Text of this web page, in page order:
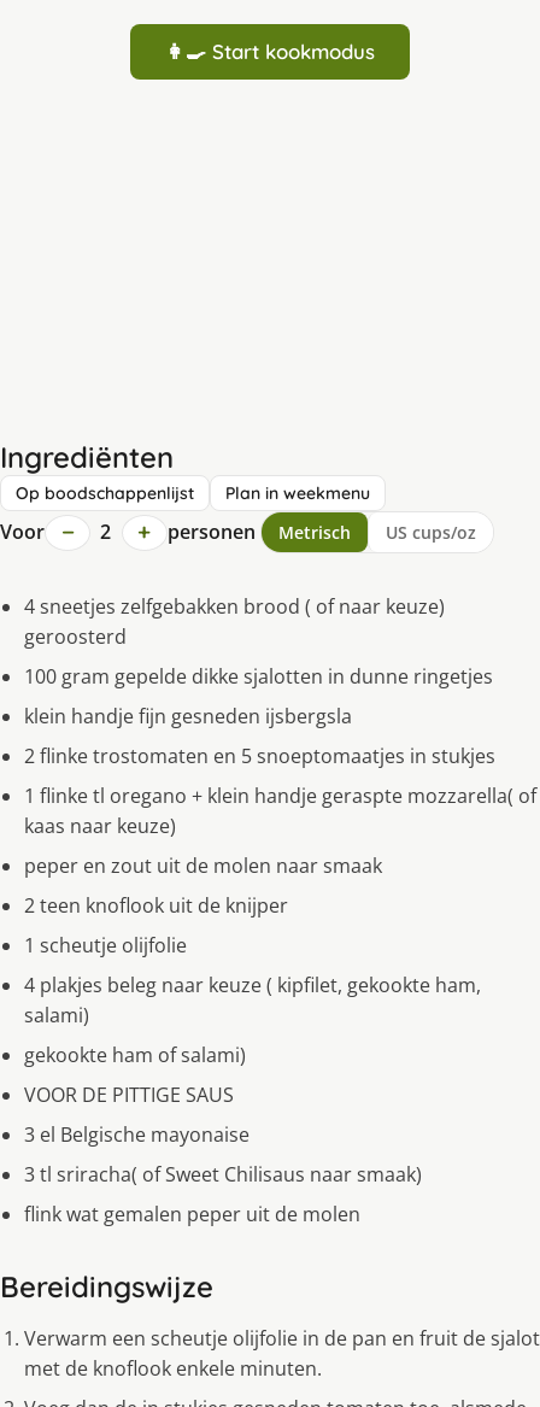
👩‍🍳 Start kookmodus
Ingrediënten
Op boodschappenlijst Plan in weekmenu
Voor − 2 + personen Metrisch US cups/oz
4 sneetjes zelfgebakken brood ( of naar keuze)
geroosterd
100 gram gepelde dikke sjalotten in dunne ringetjes
klein handje fijn gesneden ijsbergsla
2 flinke trostomaten en 5 snoeptomaatjes in stukjes
1 flinke tl oregano + klein handje geraspte mozzarella( of
kaas naar keuze)
peper en zout uit de molen naar smaak
2 teen knoflook uit de knijper
1 scheutje olijfolie
4 plakjes beleg naar keuze ( kipfilet, gekookte ham,
salami)
gekookte ham of salami)
VOOR DE PITTIGE SAUS
3 el Belgische mayonaise
3 tl sriracha( of Sweet Chilisaus naar smaak)
flink wat gemalen peper uit de molen
Bereidingswijze
Verwarm een scheutje olijfolie in de pan en fruit de sjalot
met de knoflook enkele minuten.